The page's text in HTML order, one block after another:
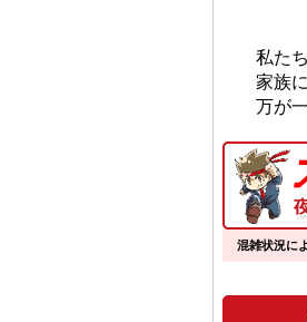
私た
家族
万が
混雑状況に